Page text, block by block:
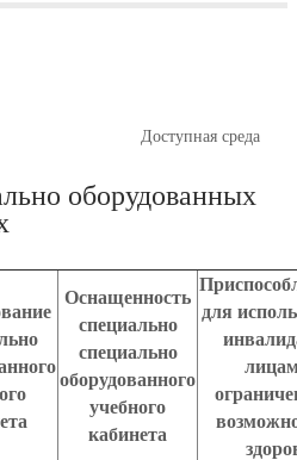
Доступная среда
оборудованных
Оснащенность
специально
специально
оборудованного
учебного
кабинета
для